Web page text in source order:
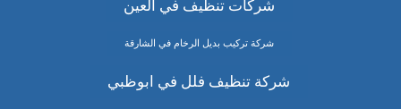
شركات تنظيف في العين
شركة تركيب بديل الرخام في الشارقة
شركة تنظيف فلل في ابوظبي